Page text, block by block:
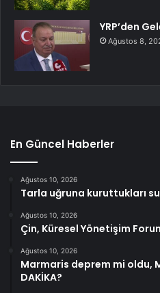
YRP’den
Ağustos 8,
En Güncel Haberler
Ağustos 10, 2026
Tarla uğruna kuruttukları
Ağustos 10, 2026
Çin, Küresel Yönetişim
Ağustos 10, 2026
Marmaris deprem mi oldu,
DAKİKA?